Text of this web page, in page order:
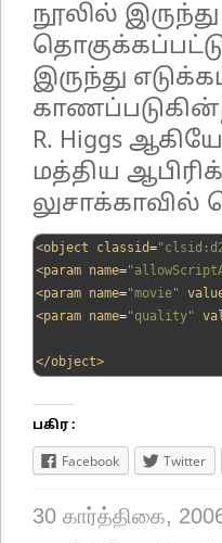
நூலில்
இருந்து
R. Higgs
மத்திய
லுசாக்காவில்
<object classid=
<param name=
<param name="movie"
<param name="quality"
</object>
பகிர :
Facebook Twitter
30 கார்த்திகை,